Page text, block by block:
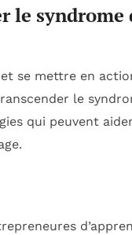
le syndrome
se mettre en
le
qui peuvent